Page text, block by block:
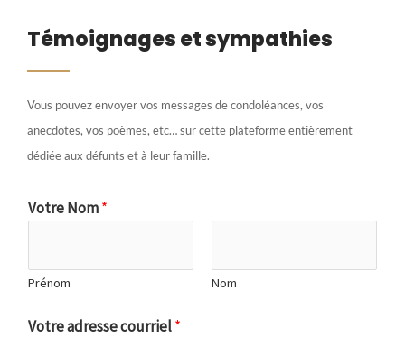
Témoignages et sympathies
Vous pouvez envoyer vos messages de condoléances, vos
anecdotes, vos poèmes, etc… sur cette plateforme entièrement
dédiée aux défunts et à leur famille.
Votre Nom*
Prénom Nom
Votre adresse courriel*